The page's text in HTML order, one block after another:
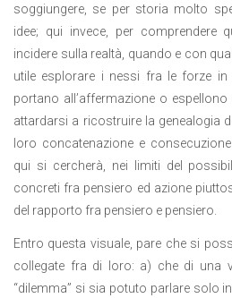
soggiungere, se per storia molto
idee; qui invece, per comprendere
incidere sulla realtà, quando e con
utile esplorare i nessi fra le forze
portano all’affermazione o
attardarsi a ricostruire la genealogia
loro concatenazione e
qui si cercherà, nei limiti del
concreti fra pensiero ed azione
del rapporto fra pensiero e pensiero.
Entro questa visuale, pare che si
collegate fra di loro: a) che di una
“dilemma” si sia potuto parlare solo